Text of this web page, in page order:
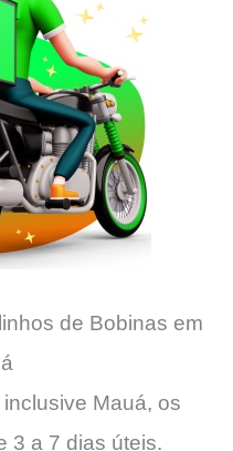
de Bobinas em
Mauá, os
3 a 7 dias úteis.